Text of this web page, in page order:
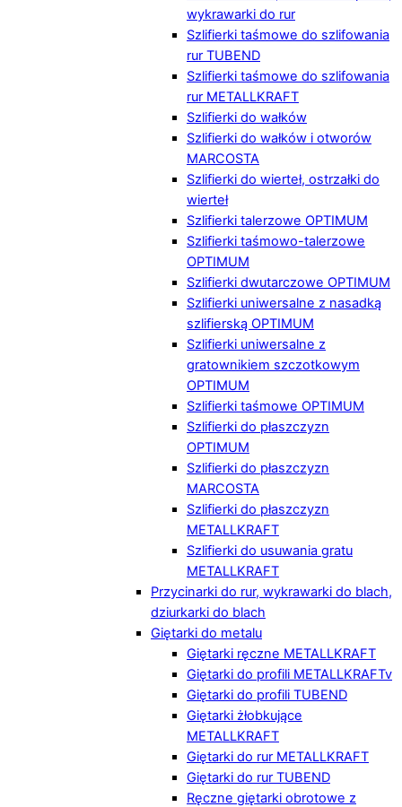
wykrawarki do rur
Szlifierki taśmowe do szlifowania
rur TUBEND
Szlifierki taśmowe do szlifowania
rur METALLKRAFT
Szlifierki do wałków
Szlifierki do wałków i otworów
MARCOSTA
Szlifierki do wierteł, ostrzałki do
wierteł
Szlifierki talerzowe OPTIMUM
Szlifierki taśmowo-talerzowe
OPTIMUM
Szlifierki dwutarczowe OPTIMUM
Szlifierki uniwersalne z nasadką
szlifierską OPTIMUM
Szlifierki uniwersalne z
gratownikiem szczotkowym
OPTIMUM
Szlifierki taśmowe OPTIMUM
Szlifierki do płaszczyzn
OPTIMUM
Szlifierki do płaszczyzn
MARCOSTA
Szlifierki do płaszczyzn
METALLKRAFT
Szlifierki do usuwania gratu
METALLKRAFT
Przycinarki do rur, wykrawarki do blach,
dziurkarki do blach
Giętarki do metalu
Giętarki ręczne METALLKRAFT
Giętarki do profili METALLKRAFTv
Giętarki do profili TUBEND
Giętarki żłobkujące
METALLKRAFT
Giętarki do rur METALLKRAFT
Giętarki do rur TUBEND
Ręczne giętarki obrotowe z